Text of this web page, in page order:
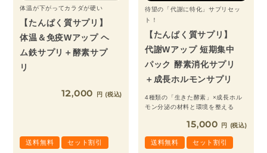
体温が下がってカラダが硬い
【たんぱく質サプリ】
体温＆免疫Wアップ ヘ
ム鉄サプリ＋酵素サプ
リ
12,000 税込
送料無料 セット割引
待望の「代謝に特化」サプリセッ
ト！
【たんぱく質サプリ】
代謝Wアップ 短期集中
パック 酵素消化サプリ
＋成長ホルモンサプリ
4種類の「生きた酵素」×成長ホル
モン分泌の材料と環境を整える
15,000 税込
送料無料 セット割引